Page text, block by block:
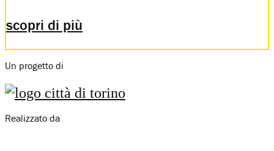
scopri di più
Un progetto di
Realizzato da